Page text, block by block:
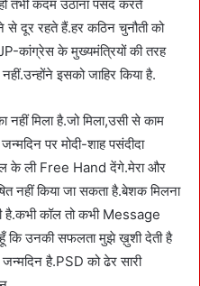
तभी कदम उठाना पसंद करते
दूर रहते हैं.हर कठिन चुनौती को
कांग्रेस के मुख्यमंत्रियों की तरह
इसको जाहिर किया है.
नहीं मिला है.जो मिला,उसी से काम
पर मोदी-शाह पसंदीदा
के ली Free Hand देंगे.मेरा और
नहीं किया जा सकता है.बेशक मिलना
है.कभी कॉल तो कभी Message
कि उनकी सफलता मुझे ख़ुशी देती है
है.PSD को ढेर सारी